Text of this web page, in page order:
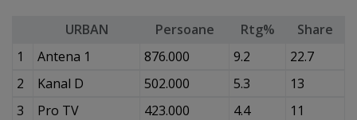
URBAN Persoane Rtg%
Share
1
Antena 1 876.000 9.2
22.7
2
Kanal D 502.000 5.3
13
3
Pro TV 423.000 4.4
11